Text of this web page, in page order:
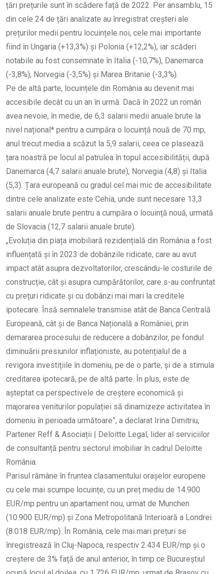
țări prețurile sunt în scădere față de 2022. Per ansamblu, 15
din cele 24 de țări analizate au înregistrat creșteri ale
prețurilor medii pentru locuințele noi, cele mai importante
fiind în Ungaria (+13,3%) și Polonia (+12,2%), iar scăderi
notabile au fost consemnate în Italia (-10,7%), Danemarca
(-3,8%), Norvegia (-3,5%) și Marea Britanie (-3,3%).
Pe de altă parte, locuințele din România au devenit mai
accesibile decât cu un an în urmă. Dacă în 2022 un român
avea nevoie, în medie, de 6,3 salarii medii anuale brute la
nivel național* pentru a cumpăra o locuință nouă de 70 mp,
anul trecut media a scăzut la 5,9 salarii, ceea ce plasează
țara noastră pe locul al patrulea în topul accesibilității, după
Danemarca (4,7 salarii anuale brute), Norvegia (4,8) și Italia
(5,3). Țara europeană cu gradul cel mai mic de accesibilitate
dintre cele analizate este Cehia, unde sunt necesare 13,3
salarii anuale brute pentru a cumpăra o locuință nouă, urmată
de Slovacia (12,7 salarii anuale brute).
„Evoluția din piața imobiliară rezidențială din România a fost
influențată și în 2023 de dobânzile ridicate, care au avut
impact atât asupra dezvoltatorilor, crescându-le costurile de
construcție, cât și asupra cumpărătorilor, care s-au confruntat
cu prețuri ridicate și cu dobânzi mai mari la creditele
ipotecare. Însă semnalele transmise atât de Banca Centrală
Europeană, cât și de Banca Națională a României, prin
demararea procesului de reducere a dobânzilor, pe fondul
diminuării presiunilor inflaționiste, au potențialul de a
revigora investițiile în domeniu, pe de o parte, și de a stimula
creditarea ipotecară, pe de altă parte. În plus, este de
așteptat ca perspectivele de creștere economică și
majorarea veniturilor populației să dinamizeze activitatea în
domeniu în perioada următoare”, a declarat Irina Dimitriu,
Partener Reff & Asociații | Deloitte Legal, lider al serviciilor
de consultanță pentru sectorul imobiliar în cadrul Deloitte
România.
Parisul rămâne în fruntea clasamentului orașelor europene
cu cele mai scumpe locuințe, cu un preț mediu de 14.900
EUR/mp pentru un apartament nou, urmat de Munchen
(10.900 EUR/mp) și Zona Metropolitană Interioară a Londrei
(8.018 EUR/mp). În România, cele mai mari prețuri se
înregistrează în Cluj-Napoca, respectiv 2.434 EUR/mp și o
creștere de 3% față de anul anterior, în timp ce Bucureștiul